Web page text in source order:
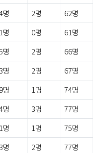
명 2명
62명
1명 0명
61명
명 2명
66명
명 2명
67명
9명 1명
74명
명 3명
77명
1명 1명
75명
명 2명
77명